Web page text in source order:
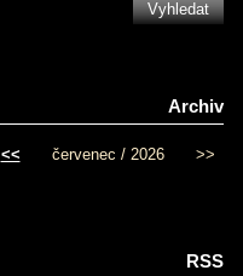
Archiv
<< červenec / 2026 >>
RSS